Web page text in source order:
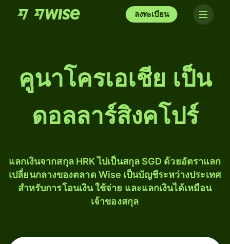
ลงทะเบียน
คูนาโครเอเชีย เป็น
ดอลลาร์สิงคโปร์
แลกเงินจากสกุล HRK ไปเป็นสกุล SGD ด้วยอัตราแลก
เปลี่ยนกลางของตลาด Wise เป็นบัญชีระหว่างประเทศ
สำหรับการโอนเงิน ใช้จ่าย และแลกเงินได้เหมือน
เจ้าของสกุล